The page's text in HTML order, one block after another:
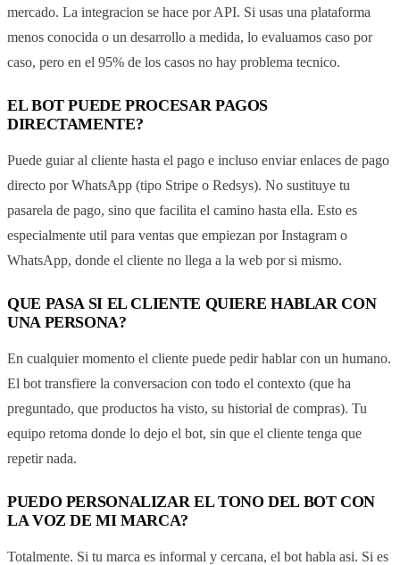
mercado. La integracion se hace por API. Si usas una plataforma
menos conocida o un desarrollo a medida, lo evaluamos caso por
caso, pero en el 95% de los casos no hay problema tecnico.
EL BOT PUEDE PROCESAR PAGOS
DIRECTAMENTE?
Puede guiar al cliente hasta el pago e incluso enviar enlaces de pago
directo por WhatsApp (tipo Stripe o Redsys). No sustituye tu
pasarela de pago, sino que facilita el camino hasta ella. Esto es
especialmente util para ventas que empiezan por Instagram o
WhatsApp, donde el cliente no llega a la web por si mismo.
QUE PASA SI EL CLIENTE QUIERE HABLAR CON
UNA PERSONA?
En cualquier momento el cliente puede pedir hablar con un humano.
El bot transfiere la conversacion con todo el contexto (que ha
preguntado, que productos ha visto, su historial de compras). Tu
equipo retoma donde lo dejo el bot, sin que el cliente tenga que
repetir nada.
PUEDO PERSONALIZAR EL TONO DEL BOT CON
LA VOZ DE MI MARCA?
Totalmente. Si tu marca es informal y cercana, el bot habla asi. Si es